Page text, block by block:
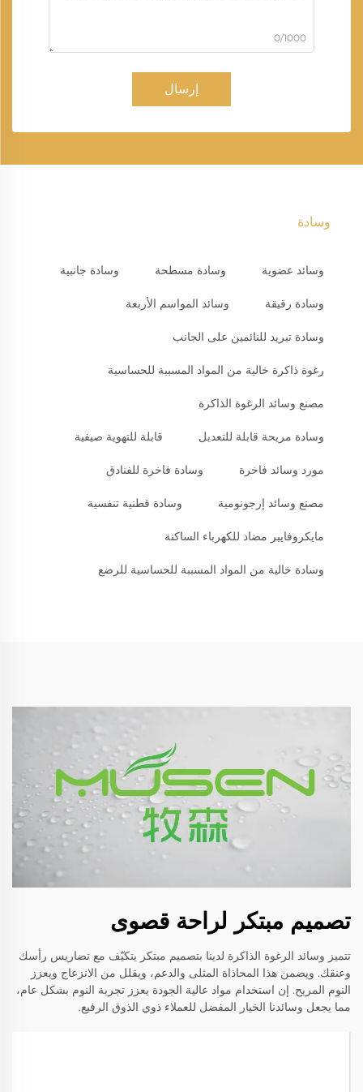
0/1000
إرسال
وسادة
وسائد عضوية وسادة مسطحة وسادة جانبية
وسادة رقيقة وسائد المواسم الأربعة
وسادة تبريد للنائمين على الجانب
رغوة ذاكرة خالية من المواد المسببة للحساسية
مصنع وسائد الرغوة الذاكرة
وسادة مريحة قابلة للتعديل قابلة للتهوية صيفية
مورد وسائد فاخرة وسادة فاخرة للفنادق
مصنع وسائد إرجونومية وسادة قطنية تنفسية
مايكروفايبر مضاد للكهرباء الساكنة
وسادة خالية من المواد المسببة للحساسية للرضع
تصميم مبتكر لراحة قصوى
تتميز وسائد الرغوة الذاكرة لدينا بتصميم مبتكر يتكيّف مع تضاريس رأسك
وعنقك. ويضمن هذا المحاذاة المثلى والدعم، ويقلل من الانزعاج ويعزز
النوم المريح. إن استخدام مواد عالية الجودة يعزز تجربة النوم بشكل عام،
مما يجعل وسائدنا الخيار المفضل للعملاء ذوي الذوق الرفيع.